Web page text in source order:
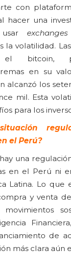
con
hacer una
usarexchanges
la volatilidad.
el bitcoin,
en su
alcanzó los
mil. Esta
para los
el Perú?
una
en el Perú ni
Latina. Lo que
y venta
de
más clara aún